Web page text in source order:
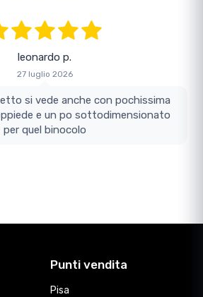
leonardo p.
27 luglio 2026
e un po sottodimensionato
per quel binocolo
Punti vendita
Pisa